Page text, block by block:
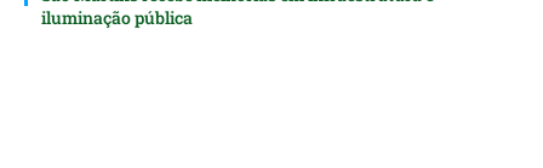
iluminação pública